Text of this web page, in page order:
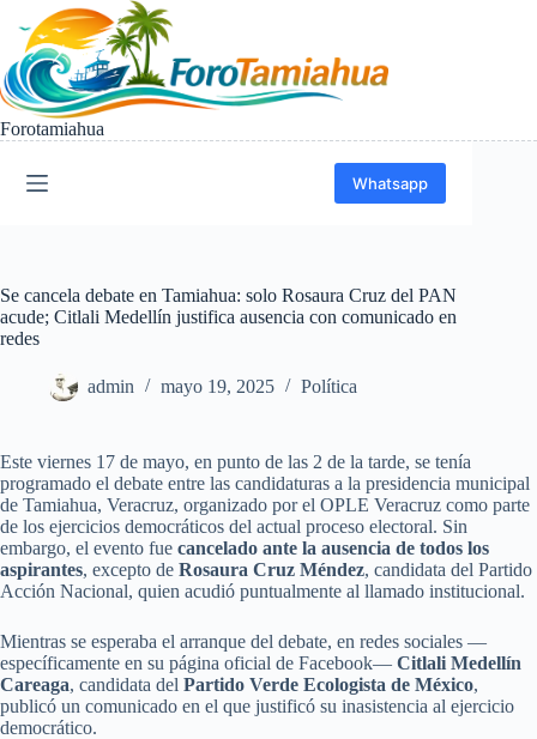
contenido
Forotamiahua
Whatsapp
Se cancela debate en Tamiahua: solo Rosaura Cruz del PAN
acude; Citlali Medellín justifica ausencia con comunicado en
redes
admin mayo 19, 2025 Política
Este viernes 17 de mayo, en punto de las 2 de la tarde, se tenía
programado el debate entre las candidaturas a la presidencia municipal
de Tamiahua, Veracruz, organizado por el OPLE Veracruz como parte
de los ejercicios democráticos del actual proceso electoral. Sin
embargo, el evento fue cancelado ante la ausencia de todos los
aspirantes, excepto de Rosaura Cruz Méndez, candidata del Partido
Acción Nacional, quien acudió puntualmente al llamado institucional.
Mientras se esperaba el arranque del debate, en redes sociales —
específicamente en su página oficial de Facebook— Citlali Medellín
Careaga, candidata del Partido Verde Ecologista de México,
publicó un comunicado en el que justificó su inasistencia al ejercicio
democrático.